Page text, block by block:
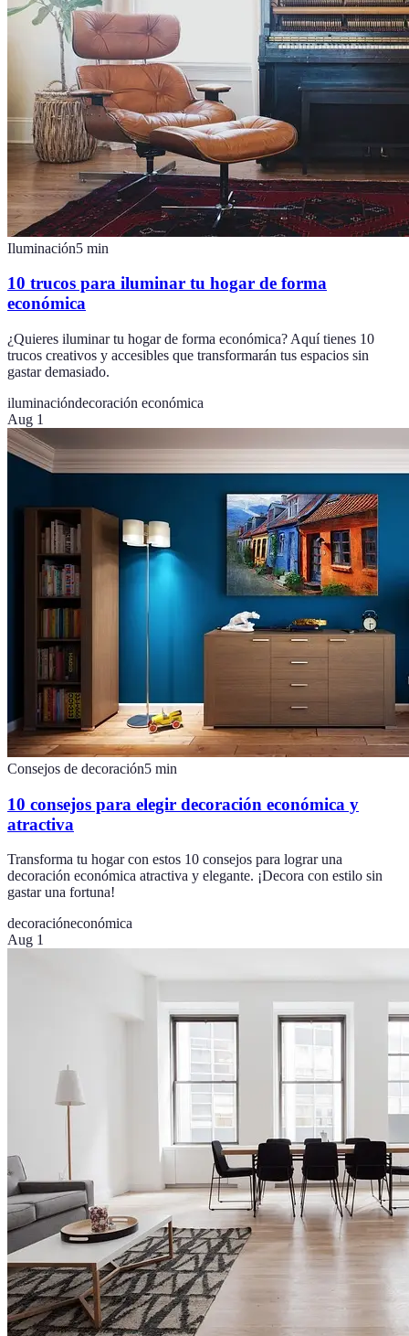
Iluminación5 min
10 trucos para iluminar tu hogar de forma
económica
¿Quieres iluminar tu hogar de forma económica? Aquí tienes 10
trucos creativos y accesibles que transformarán tus espacios sin
gastar demasiado.
iluminacióndecoración económica
Aug 1
Consejos de decoración5 min
10 consejos para elegir decoración económica y
atractiva
Transforma tu hogar con estos 10 consejos para lograr una
decoración económica atractiva y elegante. ¡Decora con estilo sin
gastar una fortuna!
decoracióneconómica
Aug 1